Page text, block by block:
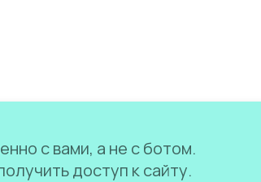
с вами, а не с ботом.
доступ к сайту.